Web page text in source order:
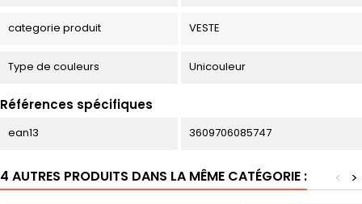
categorie produit VESTE
Type de couleurs Unicouleur
Références spécifiques
ean13 3609706085747
4 AUTRES PRODUITS DANS LA MÊME CATÉGORIE : >
<